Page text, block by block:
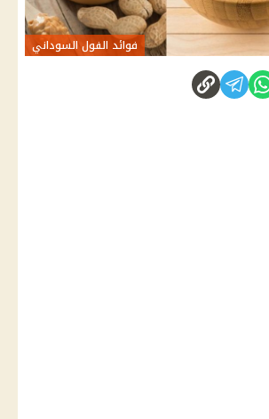
فوائد الفول السوداني